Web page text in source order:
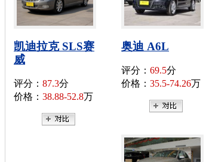
凯迪拉克 SLS赛
威
评分： 87.3分
价格： 38.88-52.8万
奥迪 A6L
评分： 69.5分
价格： 35.5-74.26万